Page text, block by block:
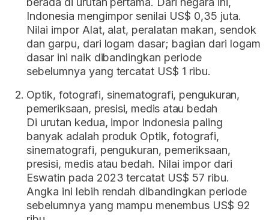
Indonesia mengimpor senilai US$ 0,35 juta.
Nilai impor Alat, alat, peralatan makan, sendok
dan garpu, dari logam dasar; bagian dari logam
dasar ini naik dibandingkan periode
sebelumnya yang tercatat US$ 1 ribu.
Optik, fotografi, sinematografi, pengukuran,
pemeriksaan, presisi, medis atau bedah
Di urutan kedua, impor Indonesia paling
banyak adalah produk Optik, fotografi,
sinematografi, pengukuran, pemeriksaan,
presisi, medis atau bedah. Nilai impor dari
Eswatin pada 2023 tercatat US$ 57 ribu.
Angka ini lebih rendah dibandingkan periode
sebelumnya yang mampu menembus US$ 92